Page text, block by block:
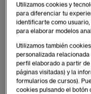
Utilizamos cookies y
para diferenciar tu
identificarte como
para elaborar modelos
Utilizamos también
personalizada
perfil elaborado a partir de
páginas visitadas) y la
formularios de cursos).
cookies pulsando el